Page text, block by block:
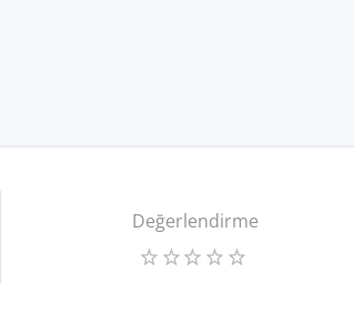
Değerlendirme